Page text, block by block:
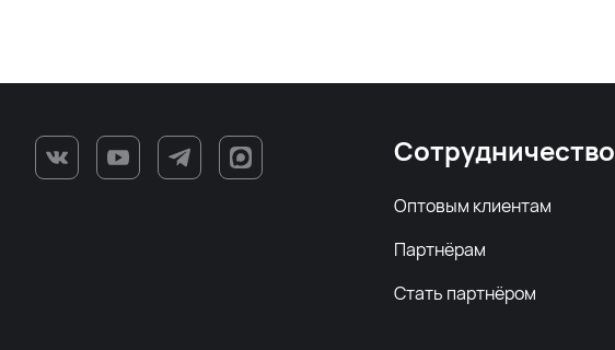
Сотрудничество
Оптовым клиентам
Партнёрам
Стать партнёром